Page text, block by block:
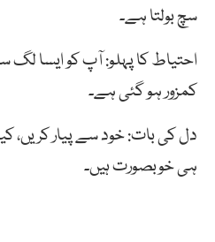
سچ بولتا ہے۔
احتیاط کا پہلو: آپ کو ایسا
کمزور ہو گئی ہے۔
دل کی بات: خود سے پیار کریں،
ہی خوبصورت ہیں۔